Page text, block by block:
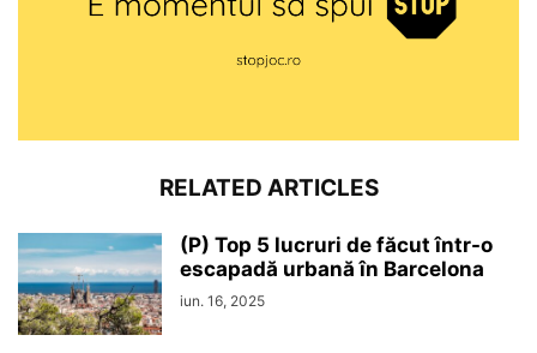
RELATED ARTICLES
(P) Top 5 lucruri de făcut într-o
escapadă urbană în Barcelona
iun. 16, 2025